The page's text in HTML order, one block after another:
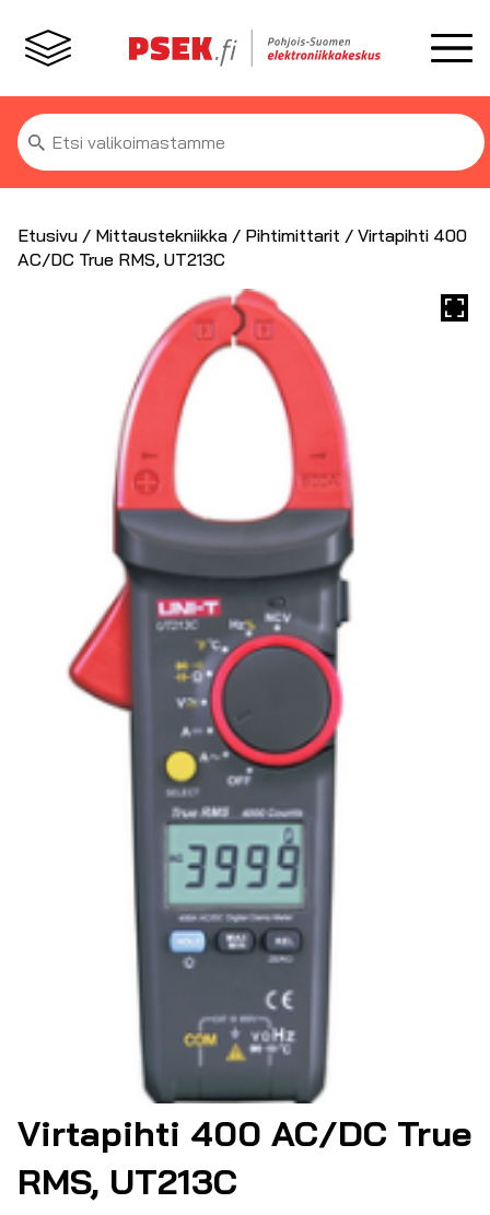
Etsi:
Etusivu / Mittaustekniikka / Pihtimittarit / Virtapihti 400
AC/DC True RMS, UT213C
Virtapihti 400 AC/DC True
RMS, UT213C